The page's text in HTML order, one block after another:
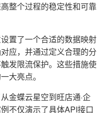
整个过程的稳定性和可靠
置了一个合适的数据映射
应，并通过定义合理的分
发限流保护。这些措施使
大亮点。
金蝶云星空到旺店通·企
不仅演示了具体API接口